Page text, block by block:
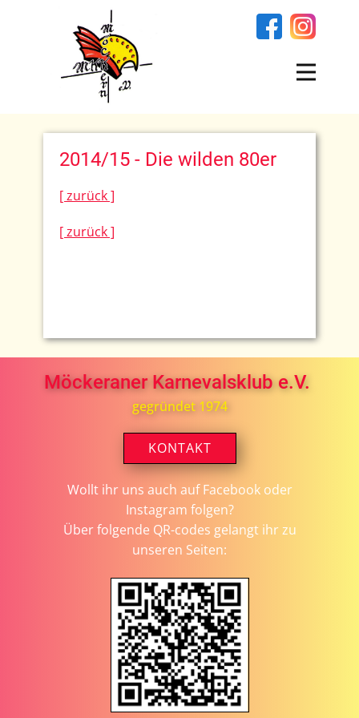
2014/15 - Die wilden 80er
[ zurück ]
[ zurück ]
Möckeraner Karnevalsklub e.V.
gegründet 1974
KONTAKT
Wollt ihr uns auch auf Facebook oder
Instagram folgen?
Über folgende QR-codes gelangt ihr zu
unseren Seiten: